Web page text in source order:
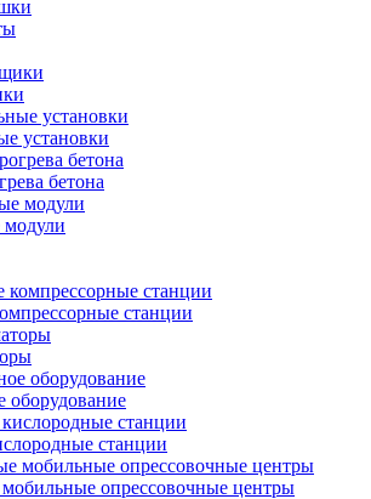
установки
бетона
станции
оборудование
станции
опрессовочные центры